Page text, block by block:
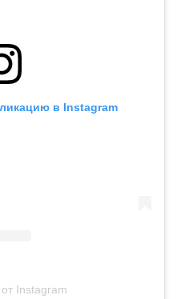
в Instagram
Instagram